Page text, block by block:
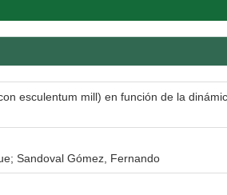
esculentum mill) en función de la
Sandoval Gómez, Fernando